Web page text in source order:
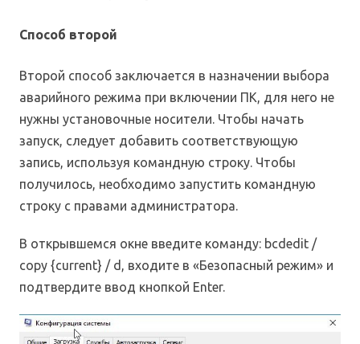
Способ второй
Второй способ заключается в назначении выбора
аварийного режима при включении ПК, для него не
нужны установочные носители. Чтобы начать
запуск, следует добавить соответствующую
запись, используя командную строку. Чтобы
получилось, необходимо запустить командную
строку с правами администратора.
В открывшемся окне введите команду: bcdedit /
copy {current} / d, входите в «Безопасный режим» и
подтвердите ввод кнопкой Enter.